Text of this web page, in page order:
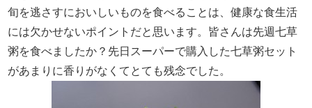
旬を逃さすにおいしいものを食べることは、健康な食生活
には欠かせないポイントだと思います。皆さんは先週七草
粥を食べましたか？先日スーパーで購入した七草粥セット
があまりに香りがなくてとても残念でした。